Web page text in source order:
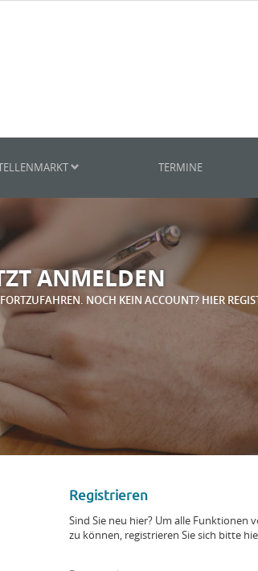
TERMINE
ANMELDEN
NOCH KEIN ACCOUNT? HIER
Registrieren
Sind Sie neu hier? Um alle Funktionen
zu können, registrieren Sie sich bitte